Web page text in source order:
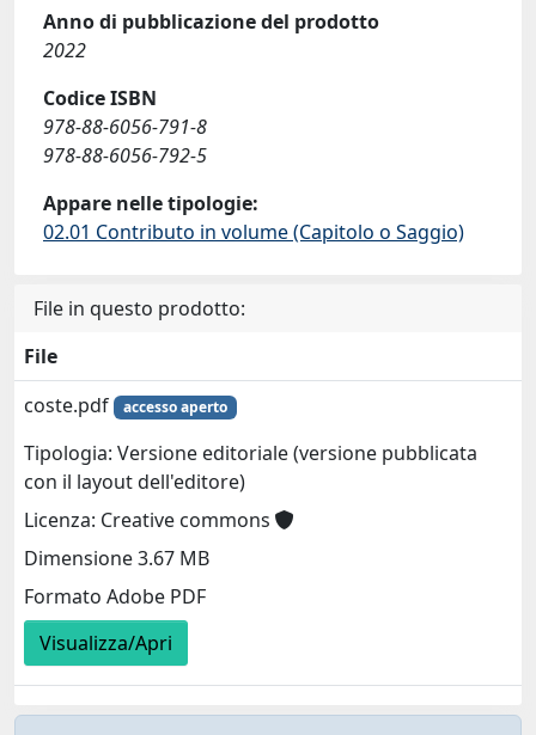
Anno di pubblicazione del prodotto
2022
Codice ISBN
978-88-6056-791-8
978-88-6056-792-5
Appare nelle tipologie:
02.01 Contributo in volume (Capitolo o Saggio)
File in questo prodotto:
File
coste.pdf
accesso aperto
Tipologia: Versione editoriale (versione pubblicata
con il layout dell'editore)
Licenza: Creative commons
Dimensione 3.67 MB
Formato Adobe PDF
Visualizza/Apri